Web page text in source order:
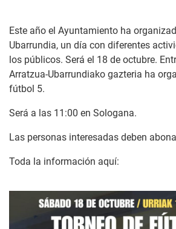
Este año el Ayuntamiento ha
Ubarrundia, un día con diferentes
los públicos. Será el 18 de octubre.
Arratzua-Ubarrundiako gazteria ha
fútbol 5.
Será a las 11:00 en Sologana.
Las personas interesadas deben
Toda la información aquí: